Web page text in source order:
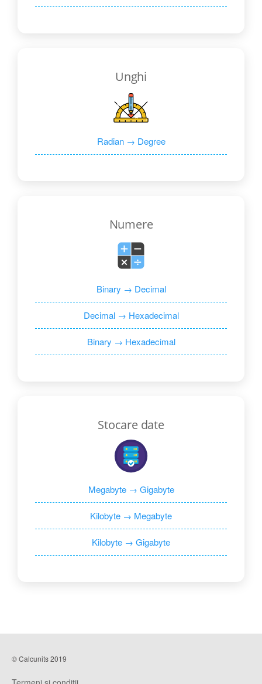
Unghi
Radian → Degree
Numere
Binary → Decimal
Decimal → Hexadecimal
Binary → Hexadecimal
Stocare date
Megabyte → Gigabyte
Kilobyte → Megabyte
Kilobyte → Gigabyte
© Calcunits 2019